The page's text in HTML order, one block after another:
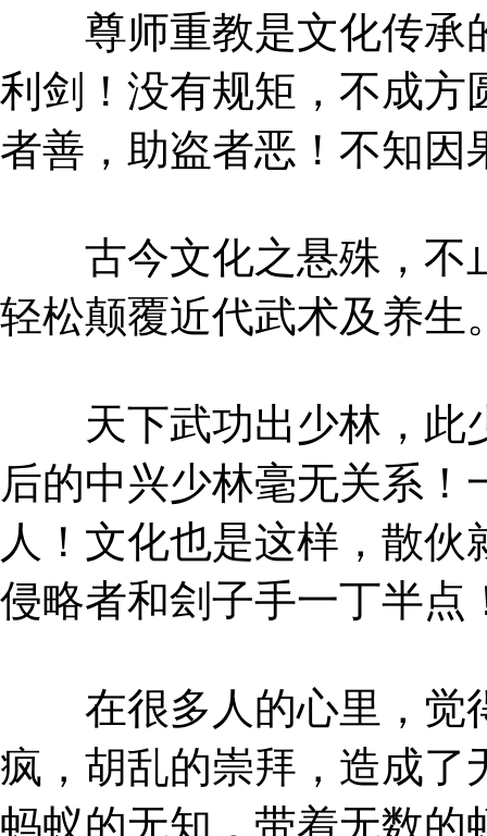
尊师重教是文化传承
利剑！没有规矩，不成方
者善，助盗者恶！不知因
古今文化之悬殊，不
轻松颠覆近代武术及养生
天下武功出少林，此
后的中兴少林毫无关系
人！文化也是这样，散
侵略者和刽子手一丁半点
在很多人的心里，觉
疯，胡乱的崇拜，造成了
蚂蚁的无知，带着无数的